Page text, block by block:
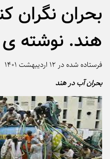
بحران نگران
هند. نوشته ی
فرستاده شده در ۱۲ اردیبهشت ۱۴۰۱
بحران آب در هند